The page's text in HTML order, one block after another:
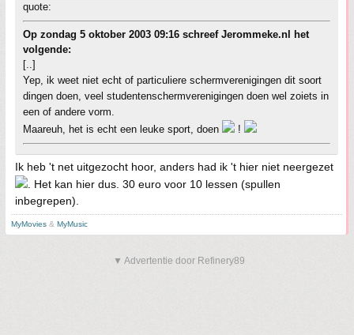
quote:
Op zondag 5 oktober 2003 09:16 schreef Jerommeke.nl het
volgende:
[..]
Yep, ik weet niet echt of particuliere schermverenigingen dit soort
dingen doen, veel studentenschermverenigingen doen wel zoiets in
een of andere vorm.
Maareuh, het is echt een leuke sport, doen
!
Ik heb 't net uitgezocht hoor, anders had ik 't hier niet neergezet
. Het kan hier dus. 30 euro voor 10 lessen (spullen
inbegrepen).
MyMovies & MyMusic
▼ Advertentie door Refinery89